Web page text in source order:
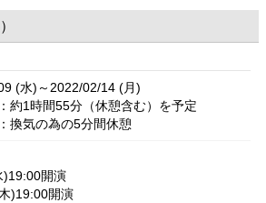
(水)～2022/02/14 (月)
約1時間55分（休憩含む）を予定
換気の為の5分間休憩
)19:00開演
)19:00開演